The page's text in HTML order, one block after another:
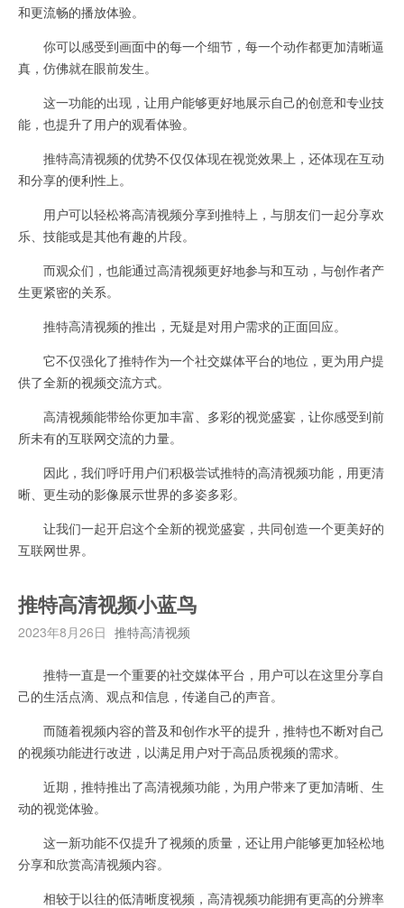
和更流畅的播放体验。
你可以感受到画面中的每一个细节，每一个动作都更加清晰逼
真，仿佛就在眼前发生。
这一功能的出现，让用户能够更好地展示自己的创意和专业技
能，也提升了用户的观看体验。
推特高清视频的优势不仅仅体现在视觉效果上，还体现在互动
和分享的便利性上。
用户可以轻松将高清视频分享到推特上，与朋友们一起分享欢
乐、技能或是其他有趣的片段。
而观众们，也能通过高清视频更好地参与和互动，与创作者产
生更紧密的关系。
推特高清视频的推出，无疑是对用户需求的正面回应。
它不仅强化了推特作为一个社交媒体平台的地位，更为用户提
供了全新的视频交流方式。
高清视频能带给你更加丰富、多彩的视觉盛宴，让你感受到前
所未有的互联网交流的力量。
因此，我们呼吁用户们积极尝试推特的高清视频功能，用更清
晰、更生动的影像展示世界的多姿多彩。
让我们一起开启这个全新的视觉盛宴，共同创造一个更美好的
互联网世界。
推特高清视频小蓝鸟
2023年8月26日 推特高清视频
推特一直是一个重要的社交媒体平台，用户可以在这里分享自
己的生活点滴、观点和信息，传递自己的声音。
而随着视频内容的普及和创作水平的提升，推特也不断对自己
的视频功能进行改进，以满足用户对于高品质视频的需求。
近期，推特推出了高清视频功能，为用户带来了更加清晰、生
动的视觉体验。
这一新功能不仅提升了视频的质量，还让用户能够更加轻松地
分享和欣赏高清视频内容。
相较于以往的低清晰度视频，高清视频功能拥有更高的分辨率